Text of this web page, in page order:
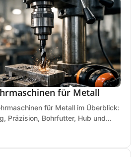
für Metall
für Metall im Überblick:
Präzision, Bohrfutter, Hub und